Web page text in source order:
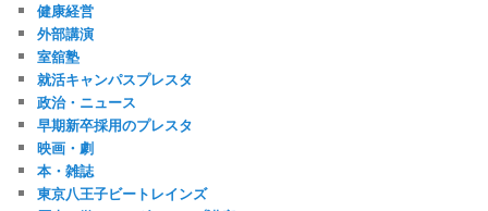
健康経営
外部講演
室舘塾
就活キャンパスプレスタ
政治・ニュース
早期新卒採用のプレスタ
映画・劇
本・雑誌
東京八王子ビートレインズ